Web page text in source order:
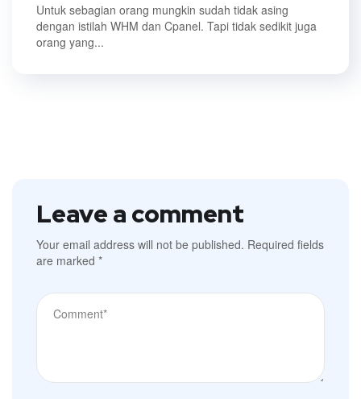
Untuk sebagian orang mungkin sudah tidak asing
dengan istilah WHM dan Cpanel. Tapi tidak sedikit juga
orang yang...
Leave a comment
Your email address will not be published. Required fields
are marked *